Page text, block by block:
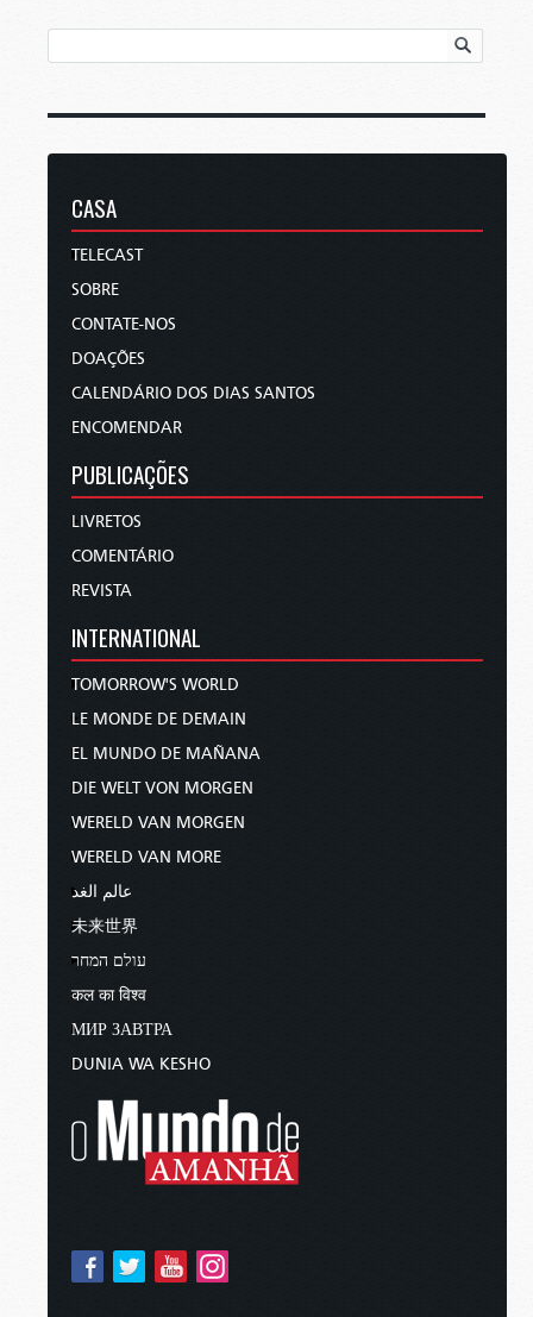
CASA
TELECAST
SOBRE
CONTATE-NOS
DOAÇÕES
CALENDÁRIO DOS DIAS SANTOS
ENCOMENDAR
PUBLICAÇÕES
LIVRETOS
COMENTÁRIO
REVISTA
INTERNATIONAL
TOMORROW'S WORLD
LE MONDE DE DEMAIN
EL MUNDO DE MAÑANA
DIE WELT VON MORGEN
WERELD VAN MORGEN
WERELD VAN MORE
عالم الغد
未来世界
עולם המחר
कल का विश्व
МИР ЗАВТРА
DUNIA WA KESHO